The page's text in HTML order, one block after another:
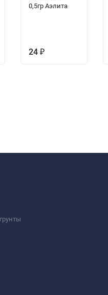
0,5гр Аэлита
24 ₽